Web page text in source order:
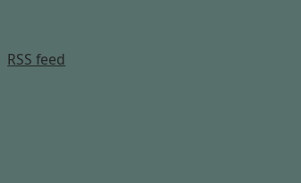
RSS feed